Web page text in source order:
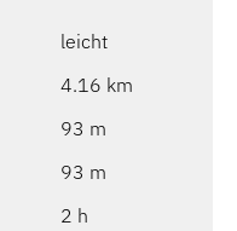
leicht
4.16 km
93 m
93 m
2 h